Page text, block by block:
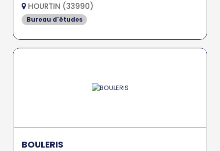
HOURTIN (33990)
Bureau d'études
BOULERIS